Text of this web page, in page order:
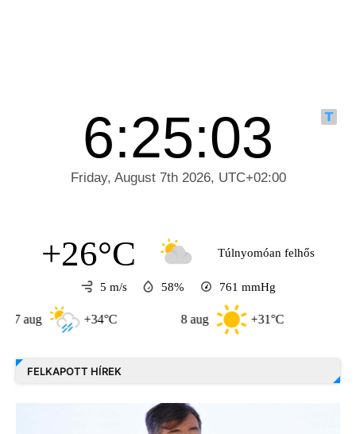
+26°C Túlnyomóan felhős
5 m/s 58% 761 mmHg
+34°C +31°C
FELKAPOTT HÍREK